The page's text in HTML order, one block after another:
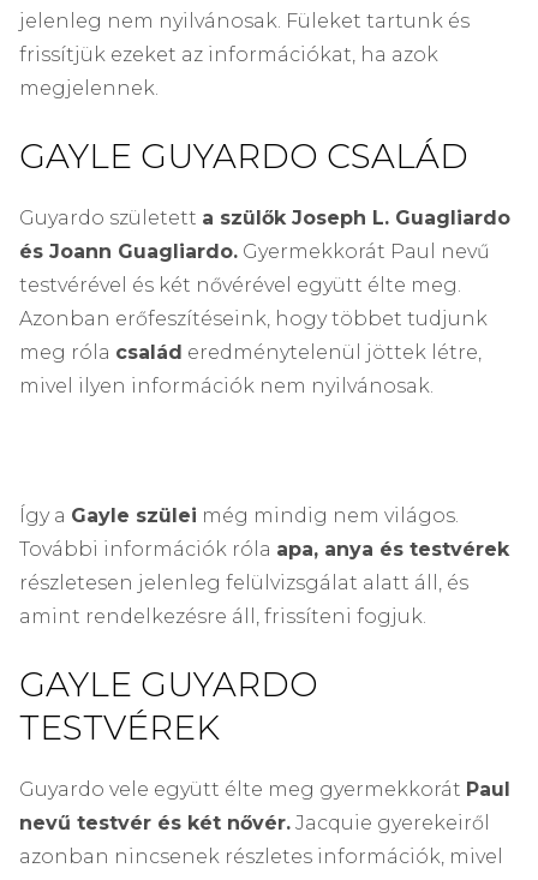
jelenleg nem nyilvánosak. Füleket tartunk és
frissítjük ezeket az információkat, ha azok
megjelennek.
GAYLE GUYARDO CSALÁD
Guyardo született a szülők Joseph L. Guagliardo
és Joann Guagliardo. Gyermekkorát Paul nevű
testvérével és két nővérével együtt élte meg.
Azonban erőfeszítéseink, hogy többet tudjunk
meg róla család eredménytelenül jöttek létre,
mivel ilyen információk nem nyilvánosak.
Így a Gayle szülei még mindig nem világos.
További információk róla apa, anya és testvérek
részletesen jelenleg felülvizsgálat alatt áll, és
amint rendelkezésre áll, frissíteni fogjuk.
GAYLE GUYARDO
TESTVÉREK
Guyardo vele együtt élte meg gyermekkorát Paul
nevű testvér és két nővér. Jacquie gyerekeiről
azonban nincsenek részletes információk, mivel